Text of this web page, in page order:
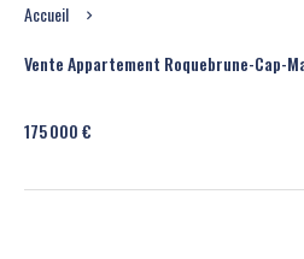
Accueil
Vente Appartement Roquebrune-Cap-
175 000 €